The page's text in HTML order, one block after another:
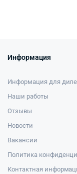
Информация
Информация для
Наши работы
Отзывы
Новости
Вакансии
Политика
Контактная